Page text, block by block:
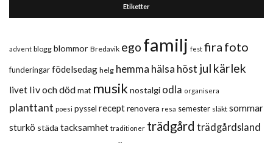
Etiketter
advent blogg blommor Bredavik ego familj fest fira foto
funderingarfödelsedag helg hemma hälsa höst jul kärlek
livet liv och dödmat musiknostalgi odla organisera
planttant poesi pyssel receptrenovera resa semester släkt sommar
sturkö städa tacksamhet traditioner trädgård trädgårdsland